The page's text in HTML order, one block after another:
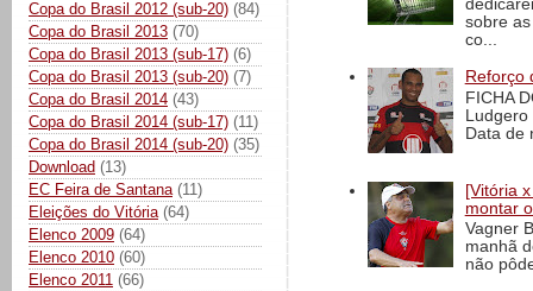
Copa do Brasil 2012 (sub-20) (84)
Copa do Brasil 2013 (70)
Copa do Brasil 2013 (sub-17) (6)
Copa do Brasil 2013 (sub-20) (7)
Copa do Brasil 2014 (43)
Copa do Brasil 2014 (sub-17) (11)
Copa do Brasil 2014 (sub-20) (35)
Download (13)
EC Feira de Santana (11)
Eleições do Vitória (64)
Elenco 2009 (64)
Elenco 2010 (60)
Elenco 2011 (66)
sobre
co...
Reforço
FICHA
Ludgero
Data de
[Vitória
montar
Vagner
manhã
não